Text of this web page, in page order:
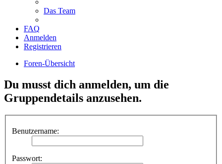
Das Team
FAQ
Anmelden
Registrieren
Foren-Übersicht
Du musst dich anmelden, um die
Gruppendetails anzusehen.
Benutzername:
Passwort: